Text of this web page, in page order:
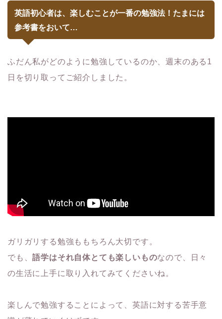
英語初心者は、楽しむことが一番の勉強法！たまには
参考書をおいて…
ふだん私がどのように勉強しているのか、週末のある1
日を切り取ってご紹介しました。
ガリガリする勉強ももちろん大切です。
でも、語学はそれ自体とても楽しいものなので、日々
の生活に上手に取り入れてみてくださいね。
楽しんで勉強することによって、英語に対する苦手意